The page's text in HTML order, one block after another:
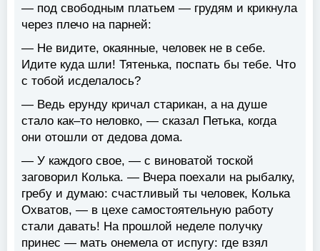
— под свободным платьем — грудям и крикнула
через плечо на парней:
— Не видите, окаянные, человек не в себе.
Идите куда шли! Тятенька, поспать бы тебе. Что
с тобой исделалось?
— Ведь ерунду кричал старикан, а на душе
стало как–то неловко, — сказал Петька, когда
они отошли от дедова дома.
— У каждого свое, — с виноватой тоской
заговорил Колька. — Вчера поехали на рыбалку,
гребу и думаю: счастливый ты человек, Колька
Охватов, — в цехе самостоятельную работу
стали давать! На прошлой неделе получку
принес — мать онемела от испугу: где взял